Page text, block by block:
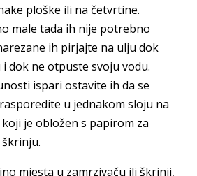
ploške ili na četvrtine.
male tada ih nije potrebno
ih pirjajte na ulju dok
dok ne otpuste svoju vodu.
ispari ostavite ih da se
u jednakom sloju na
je obložen s papirom za
mjesta u zamrzivaču ili škrinji,